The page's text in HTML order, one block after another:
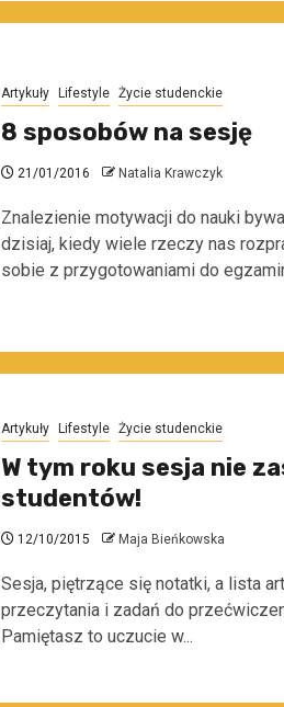
Artykuły Lifestyle Życie studenckie
8 sposobów na sesję
21/01/2016 Natalia Krawczyk
Znalezienie motywacji do nauki
dzisiaj, kiedy wiele rzeczy nas
sobie z przygotowaniami do
Artykuły Lifestyle Życie studenckie
W tym roku sesja nie
studentów!
12/10/2015 Maja Bieńkowska
Sesja, piętrzące się notatki, a lista
przeczytania i zadań do
Pamiętasz to uczucie w...